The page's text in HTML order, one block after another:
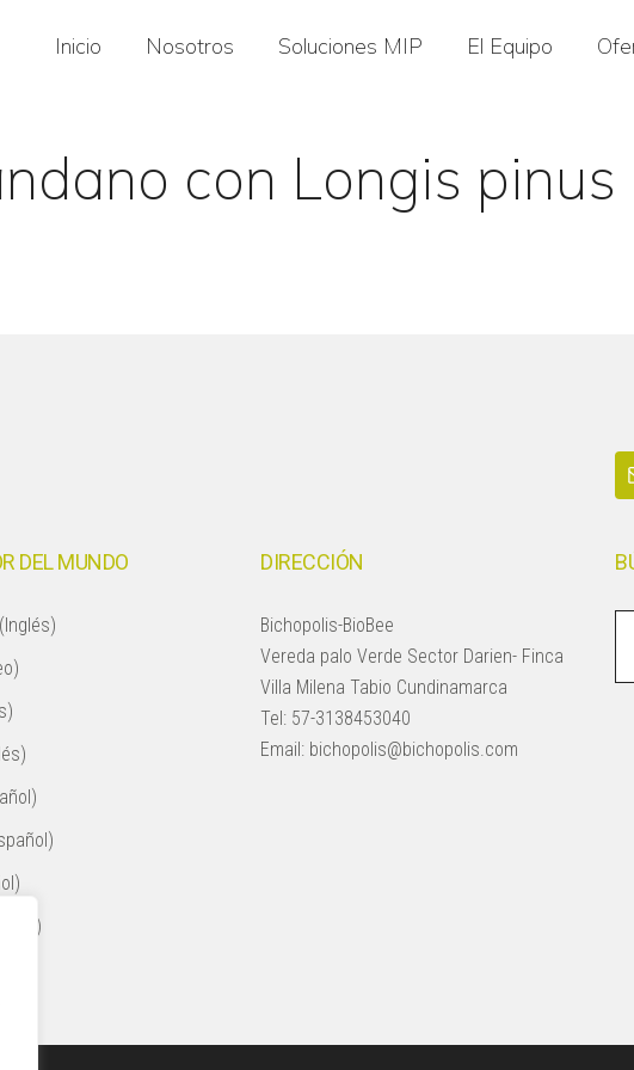
Inicio Nosotros Soluciones MIP El Equipo
con Longis pinus
DEL MUNDO DIRECCIÓN
Bichopolis-BioBee
Vereda palo Verde Sector Darien- Finca
Villa Milena Tabio Cundinamarca
Tel: 57-3138453040
Email: bichopolis@bichopolis.com